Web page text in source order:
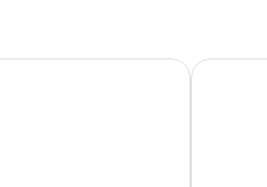
o canoa. Hay wifi gratis en las